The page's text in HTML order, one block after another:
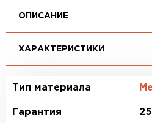
ОПИСАНИЕ
ХАРАКТЕРИСТИКИ
Тип материала
Гарантия